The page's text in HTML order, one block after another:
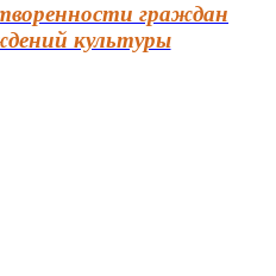
граждан
культуры